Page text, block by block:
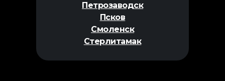
Петрозаводск
Псков
Смоленск
Стерлитамак